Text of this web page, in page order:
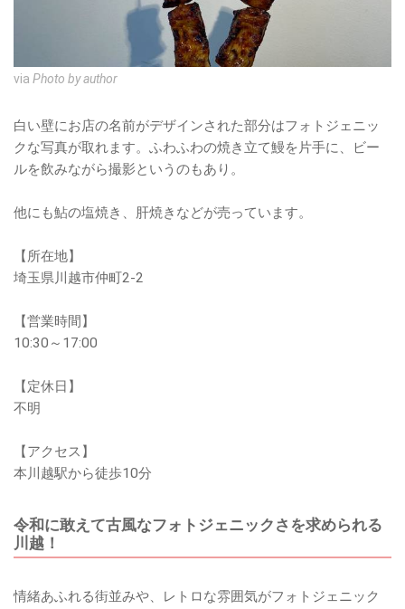
via Photo by author
白い壁にお店の名前がデザインされた部分はフォトジェニッ
クな写真が取れます。ふわふわの焼き立て鰻を片手に、ビー
ルを飲みながら撮影というのもあり。
他にも鮎の塩焼き、肝焼きなどが売っています。
【所在地】
埼玉県川越市仲町2-2
【営業時間】
10:30～17:00
【定休日】
不明
【アクセス】
本川越駅から徒歩10分
令和に敢えて古風なフォトジェニックさを求められる
川越！
情緒あふれる街並みや、レトロな雰囲気がフォトジェニック